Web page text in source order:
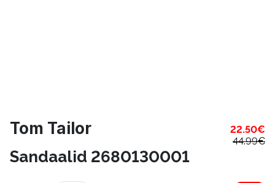
Tom Tailor 22.50€
44.99€
Sandaalid 2680130001